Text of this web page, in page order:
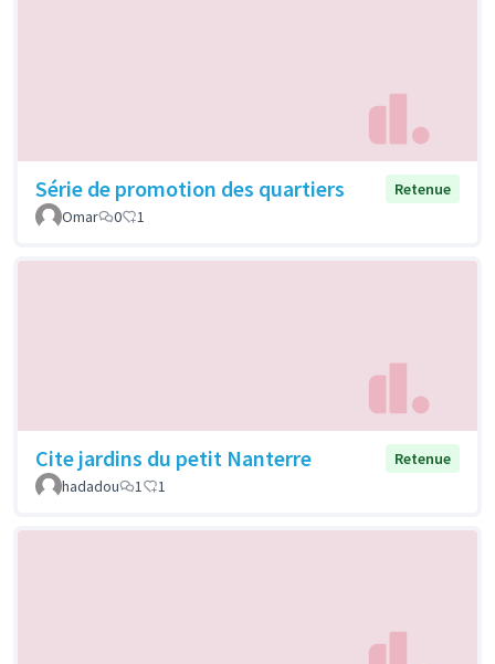
Série de promotion des quartiers
Retenue
Omar
0 1
Cite jardins du petit Nanterre
Retenue
hadadou
1 1